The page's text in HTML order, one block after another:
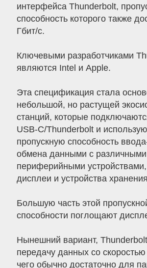
интерфейса Thunderbolt,
способность которого также
Гбит/с.
Ключевыми разработчиками
являются Intel и Apple.
Эта спецификация стала
небольшой, но растущей
станций, которые
USB-C/Thunderbolt и
пропускную способность
обмена данными с различными
периферийными
дисплеи и устройства
Большую часть этой
способности поглощают
Нынешний вариант,
передачу данных со скоростью
чего обычно достаточно для